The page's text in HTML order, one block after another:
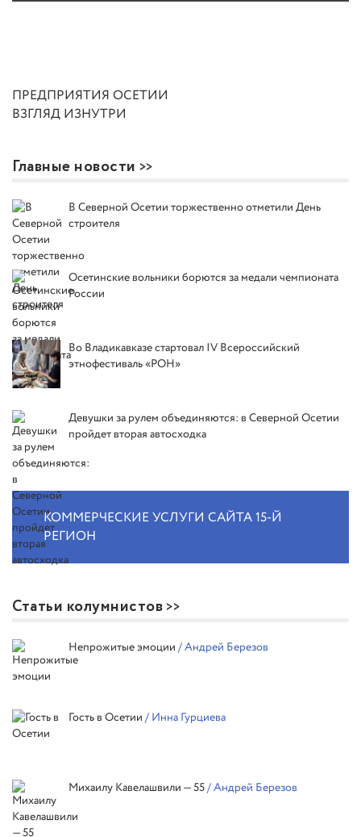
ПРЕДПРИЯТИЯ ОСЕТИИ
ВЗГЛЯД ИЗНУТРИ
Главные новости
В Северной Осетии торжественно отметили День
строителя
Осетинские вольники борются за медали чемпионата
России
Во Владикавказе стартовал IV Всероссийский
этнофестиваль «РОН»
Девушки за рулем объединяются: в Северной Осетии
пройдет вторая автосходка
КОММЕРЧЕСКИЕ УСЛУГИ САЙТА 15-Й
РЕГИОН
Статьи колумнистов
Непрожитые эмоции / Андрей Березов
Гость в Осетии / Инна Гурциева
Михаилу Кавелашвили — 55/ Андрей Березов